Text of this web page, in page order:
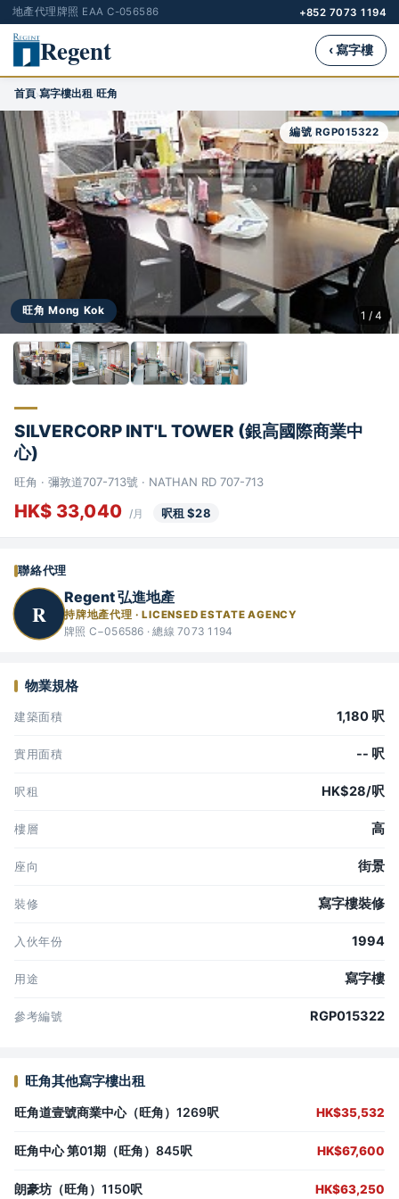
地產代理牌照 EAA C-056586 +852 7073 1194
Regent ‹ 寫字樓
首頁›寫字樓出租›旺角
旺角 Mong Kok
編號 RGP015322
1 / 4
SILVERCORP INT'L TOWER (銀高國際商業中
心)
旺角 · 彌敦道707-713號 · NATHAN RD 707-713
HK$ 33,040 /月 呎租 $28
聯絡代理
R
Regent 弘進地產
持牌地產代理 · LICENSED ESTATE AGENCY
牌照 C−056586 · 總線 7073 1194
物業規格
建築面積 1,180 呎
實用面積 -- 呎
呎租 HK$28/呎
樓層 高
座向 街景
裝修 寫字樓裝修
入伙年份 1994
用途 寫字樓
參考編號 RGP015322
旺角其他寫字樓出租
旺角道壹號商業中心（旺角）1269呎 HK$35,532
旺角中心 第01期（旺角）845呎 HK$67,600
朗豪坊（旺角）1150呎 HK$63,250